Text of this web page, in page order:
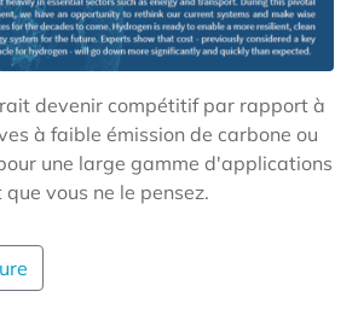
devenir compétitif par rapport à
à faible émission de carbone ou
une large gamme d'applications
vous ne le pensez.